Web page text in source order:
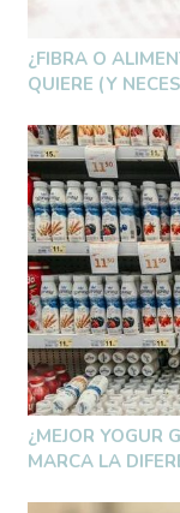
¿FIBRA O
QUIERE (Y
¿MEJOR YOGUR
MARCA LA